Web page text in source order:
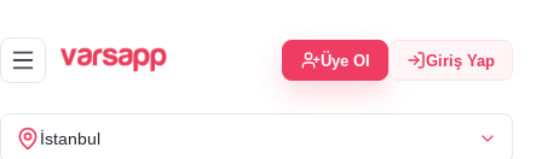
İstanbul
Üye Ol Giriş Yap